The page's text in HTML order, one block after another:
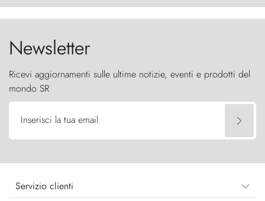
cielo come sentinelle di pietra.
Newsletter
Ricevi aggiornamenti sulle ultime notizie, eventi e prodotti del
mondo SR
Inserisci la tua email
Servizio clienti